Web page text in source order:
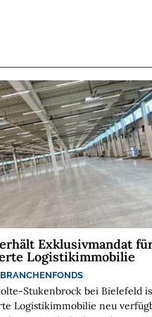
Exklusivmandat
Logistikimmobilie
BRANCHENFONDS
Stukenbrock bei Bielefeld
Logistikimmobilie neu